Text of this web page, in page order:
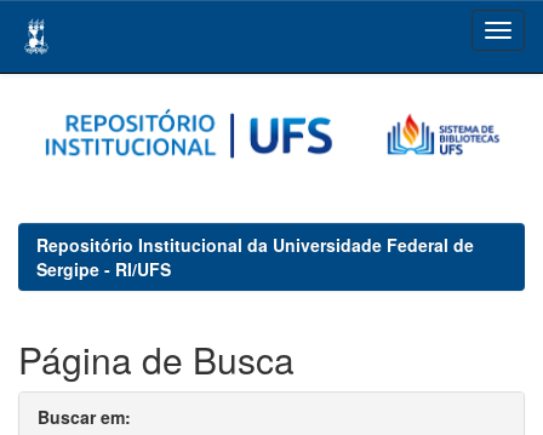
navigation
Repositório Institucional da Universidade Federal de
Sergipe - RI/UFS
Página de Busca
Buscar em: